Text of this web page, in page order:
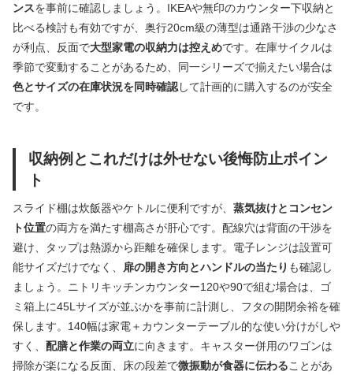
ンスを事前に確認しましょう。IKEAや無印のカウンター下収納と
比べる検討も有効ですが、奥行20cm級の薄型は通路干渉の少なさ
が利点、反面で大型家電の収納力は控えめです。在庫サイクルは
季節で変動することがあるため、同一シリーズで揃えたい場合は
色とサイズの在庫状況を同時確認して計画的に購入するのが安全
です。
収納例とこれだけは外せない後悔防止ポイン
ト
スライド棚は炊飯器やケトルに便利ですが、 蒸気抜けとコンセン
ト位置の両方を満たす棚高さが肝心です。配線穴は背面の干渉を
避け、タップは熱源から距離を確保します。電子レンジは設置可
能サイズだけでなく、
扉の開き方向とハンドルの当たり も確認し
ましょう。ニトリキッチンカウンター120や90で組む場合は、ゴ
ミ箱上に45Lサイズが並ぶかを事前に計測し、フタの開閉余裕を確
保します。140幅は家電＋カウンターテーブル的な使い分けがしや
すく、 配膳と作業の両立に向きます。キャスター併用のワゴンは
掃除が楽になる反面、床の段差で微振動が食器に伝わることがあ